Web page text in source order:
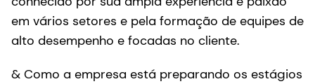
em vários setores e pela formação de equipes de
alto desempenho e focadas no cliente.
& Como a empresa está preparando os estágios